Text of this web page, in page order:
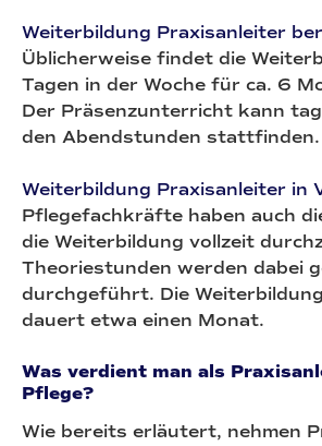
Weiterbildung Praxisanleiter
Üblicherweise findet die
Tagen in der Woche für ca. 6
Der Präsenzunterricht kann
den Abendstunden stattfinden.
Weiterbildung Praxisanleiter in
Pflegefachkräfte haben auch
die Weiterbildung vollzeit
Theoriestunden werden dabei
durchgeführt. Die
dauert etwa einen Monat.
Was verdient man als
Pflege?
Wie bereits erläutert, nehmen